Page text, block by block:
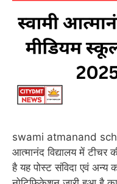
swami atmanand
आत्मानंद विद्यालय में टीचर
है यह पोस्ट संविदा एवं अन्य